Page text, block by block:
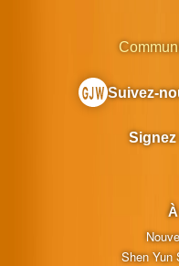
Shen Yun
Suivez-